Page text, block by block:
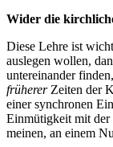
Wider die
Diese Lehre ist
auslegen wollen,
untereinander
frühererZeiten der
einer synchronen
Einmütigkeit mit der
meinen, an einem